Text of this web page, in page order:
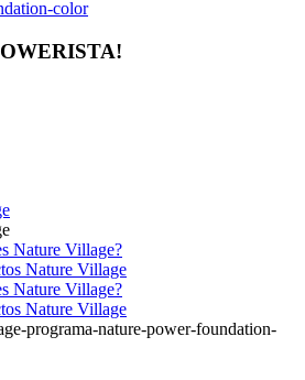
Nature Village?
Nature Village
Nature Village?
Nature Village